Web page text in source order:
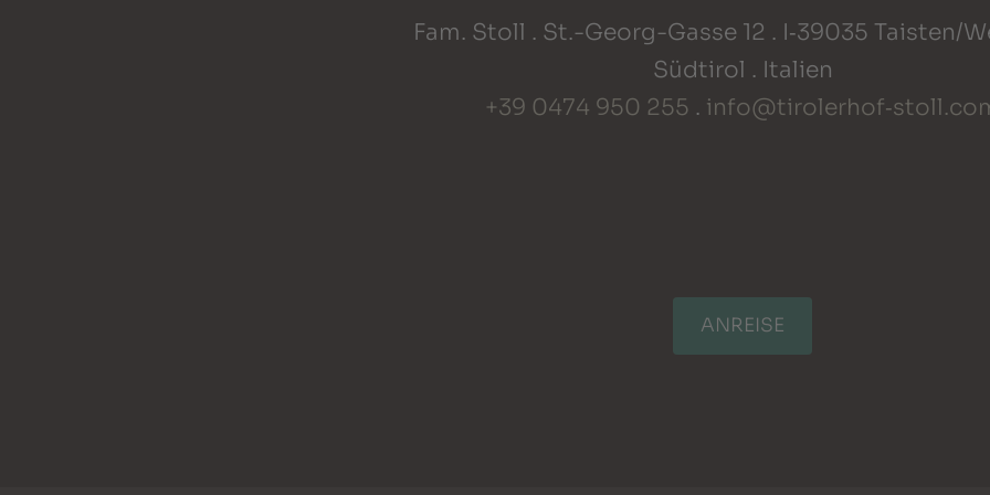
Fam. Stoll . St.-Georg-Gasse 12 . I‑39035 Taisten/
Südtirol . Italien
+39 0474 950 255 .
ANREISE